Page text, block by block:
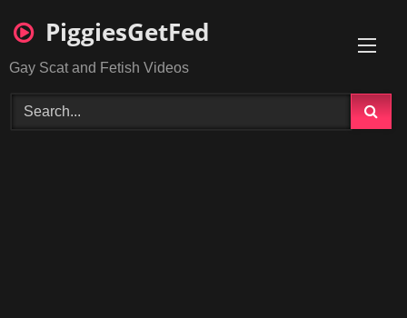
PiggiesGetFed
Gay Scat and Fetish Videos